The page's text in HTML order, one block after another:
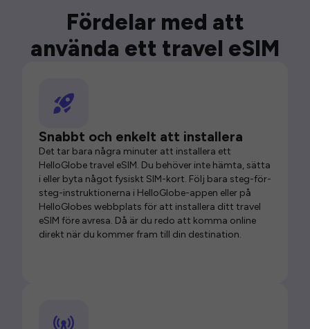
Fördelar med att
använda ett travel eSIM
Snabbt och enkelt att installera
Det tar bara några minuter att installera ett
HelloGlobe travel eSIM. Du behöver inte hämta, sätta
i eller byta något fysiskt SIM-kort. Följ bara steg-för-
steg-instruktionerna i HelloGlobe-appen eller på
HelloGlobes webbplats för att installera ditt travel
eSIM före avresa. Då är du redo att komma online
direkt när du kommer fram till din destination.